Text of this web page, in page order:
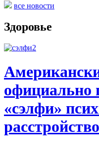
все новости
Здоровье
официально
«сэлфи»